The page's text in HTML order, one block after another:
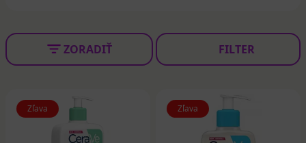
ZORADIŤ FILTER
Zľava Zľava